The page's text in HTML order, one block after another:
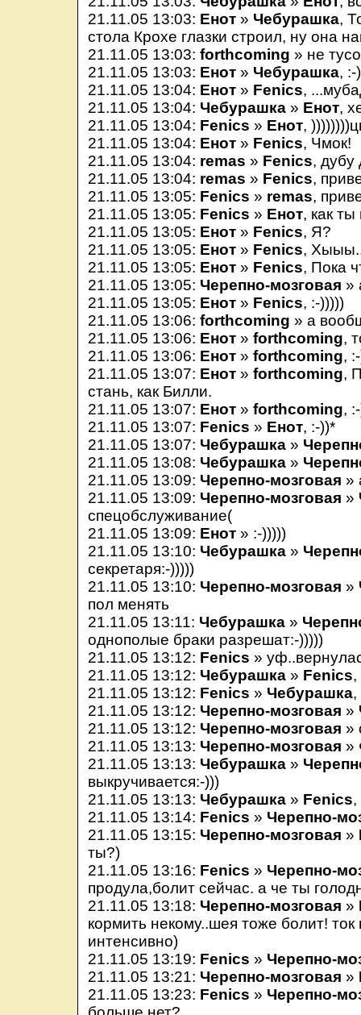
21.11.05 13:03: Енот » Чебурашка,
стола Крохе глазки строил, ну она
21.11.05 13:03: forthcoming » не
21.11.05 13:03: Енот » Чебурашка, :-
21.11.05 13:04: Енот » Fenics,
21.11.05 13:04: Чебурашка » Енот,
21.11.05 13:04: Fenics » Енот,
21.11.05 13:04: Енот » Fenics, Чмок!
21.11.05 13:04: remas » Fenics, дубу
21.11.05 13:04: remas » Fenics,
21.11.05 13:05: Fenics » remas,
21.11.05 13:05: Fenics » Енот, как
21.11.05 13:05: Енот » Fenics, Я?
21.11.05 13:05: Енот » Fenics,
21.11.05 13:05: Енот » Fenics, Пока
21.11.05 13:05: Черепно-мозговая »
21.11.05 13:05: Енот » Fenics, :-)))))
21.11.05 13:06: forthcoming » а
21.11.05 13:06: Енот » forthcoming,
21.11.05 13:06: Енот » forthcoming,
21.11.05 13:07: Енот » forthcoming,
стань, как Билли.
21.11.05 13:07: Енот » forthcoming,
21.11.05 13:07: Fenics » Енот, :-))*
21.11.05 13:07: Чебурашка »
21.11.05 13:08: Чебурашка »
21.11.05 13:09: Черепно-мозговая »
21.11.05 13:09: Черепно-мозговая »
спецобслуживание(
21.11.05 13:09: Енот » :-)))))
21.11.05 13:10: Чебурашка »
секретаря:-)))))
21.11.05 13:10: Черепно-мозговая »
пол менять
21.11.05 13:11: Чебурашка »
однополые браки разрешат:-)))))
21.11.05 13:12: Fenics »
21.11.05 13:12: Чебурашка » Fenics,
21.11.05 13:12: Fenics » Чебурашка,
21.11.05 13:12: Черепно-мозговая »
21.11.05 13:12: Черепно-мозговая »
21.11.05 13:13: Черепно-мозговая »
21.11.05 13:13: Чебурашка »
выкручивается:-)))
21.11.05 13:13: Чебурашка » Fenics,
21.11.05 13:14: Fenics » Черепно-
21.11.05 13:15: Черепно-мозговая »
ты?)
21.11.05 13:16: Fenics » Черепно-
продула,болит сейчас. а че ты
21.11.05 13:18: Черепно-мозговая »
кормить некому..шея тоже болит!
интенсивно)
21.11.05 13:19: Fenics » Черепно-
21.11.05 13:21: Черепно-мозговая »
21.11.05 13:23: Fenics » Черепно-